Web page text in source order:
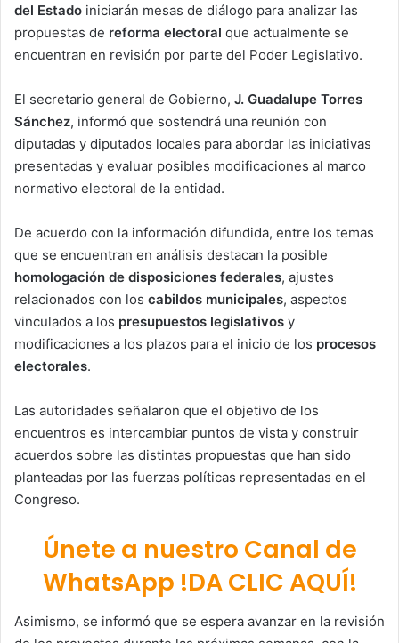
del Estado iniciarán mesas de diálogo para analizar las
propuestas de reforma electoral que actualmente se
encuentran en revisión por parte del Poder Legislativo.
El secretario general de Gobierno, J. Guadalupe Torres
Sánchez, informó que sostendrá una reunión con
diputadas y diputados locales para abordar las iniciativas
presentadas y evaluar posibles modificaciones al marco
normativo electoral de la entidad.
De acuerdo con la información difundida, entre los temas
que se encuentran en análisis destacan la posible
homologación de disposiciones federales, ajustes
relacionados con los cabildos municipales, aspectos
vinculados a los presupuestos legislativos y
modificaciones a los plazos para el inicio de los procesos
electorales.
Las autoridades señalaron que el objetivo de los
encuentros es intercambiar puntos de vista y construir
acuerdos sobre las distintas propuestas que han sido
planteadas por las fuerzas políticas representadas en el
Congreso.
Únete a nuestro Canal de
WhatsApp !DA CLIC AQUÍ!
Asimismo, se informó que se espera avanzar en la revisión